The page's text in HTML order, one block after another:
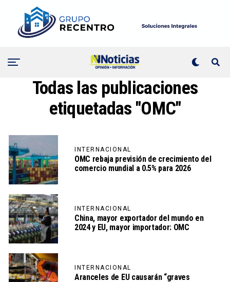
Todas las publicaciones
etiquetadas "OMC"
INTERNACIONAL
OMC rebaja previsión de crecimiento del
comercio mundial a 0.5% para 2026
INTERNACIONAL
China, mayor exportador del mundo en
2024 y EU, mayor importador: OMC
INTERNACIONAL
Aranceles de EU causarán “graves